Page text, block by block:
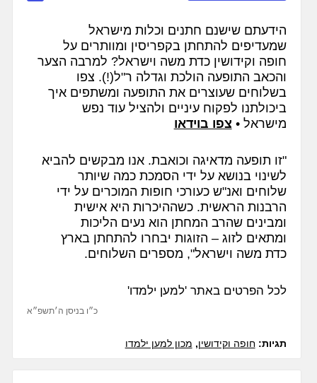
הידעתם שישנם חתנים וכלות מישראל
שמעדיפים להתחתן בקפריסין ומוותרים על
חופה וקידושין כדת משה וישראל? למרבה הצער
והכאב התופעה הולכת וגדלה ר"ל(!). צפו
בשלוחים שעוצרים את התופעה ומשתפים איך
ביכולתנו לפקוח עיניים ולהציל עוד נפש
מישראל • צפו בוידאו
"זו תופעה מדאיגה וכואבת. אנו מבקשים להביא
לשינוי בנושא על ידי הסמכת כמה שיותר
שלוחים ואנ"ש כעורכי חופות המוכרים על ידי
הרבנות הראשית. כשההיכרות היא אישית
ומבינים שהרב המחתן הוא נעים הליכות
ומתאים לזוג – הזוגות יבחרו להתחתן בארץ
כדת משה וישראל", מספרים השלוחים.
לכל הפרטים באתר 'למען ילמדו'
כ״ו בניסן ה׳תשפ״א
תגיות:חופה וקידושין, מכון למען ילמדו